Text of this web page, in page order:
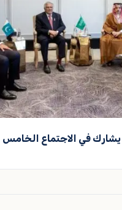
في الاجتماع الخامس